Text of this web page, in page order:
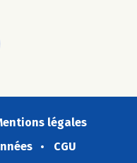
légales
CGU